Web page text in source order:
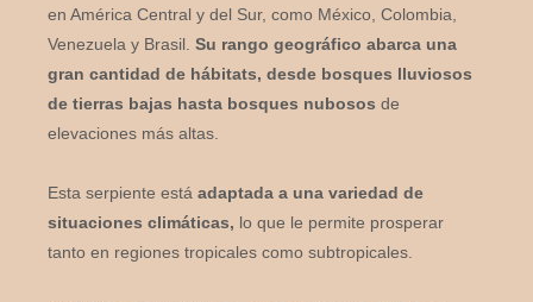
en América Central y del Sur, como México, Colombia,
Venezuela y Brasil. Su rango geográfico abarca una
gran cantidad de hábitats, desde bosques lluviosos
de tierras bajas hasta bosques nubosos de
elevaciones más altas.
Esta serpiente está adaptada a una variedad de
situaciones climáticas, lo que le permite prosperar
tanto en regiones tropicales como subtropicales.